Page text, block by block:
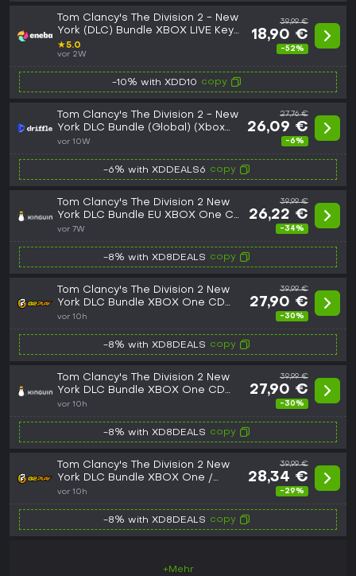
Tom Clancy's The Division 2 - New
York (DLC) Bundle XBOX LIVE Key
GLOBAL
★5.0
vor 2W
39,99 €
18,90 €
-52%
-10% with XDD10 copy
Tom Clancy's The Division 2 - New
York DLC Bundle (Global) (Xbox
One / Xbox Series X|S) - Xbox
vor 10W
27,76 €
26,09 €
-6%
-6% with XDDEALS6 copy
Tom Clancy's The Division 2 New
York DLC Bundle EU XBOX One CD
Key
vor 7W
39,99 €
26,22 €
-34%
-8% with XD8DEALS copy
Tom Clancy's The Division 2 New
York DLC Bundle XBOX One CD
Key
vor 10h
39,99 €
27,90 €
-30%
-8% with XD8DEALS copy
Tom Clancy's The Division 2 New
York DLC Bundle XBOX One CD
Key
vor 10h
39,99 €
27,90 €
-30%
-8% with XD8DEALS copy
Tom Clancy's The Division 2 New
York DLC Bundle XBOX One /
Xbox Series X|S CD Key
vor 10h
39,99 €
28,34 €
-29%
-8% with XD8DEALS copy
+Mehr